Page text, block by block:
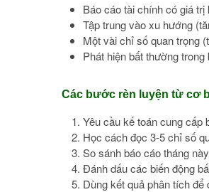
Báo cáo tài chính có giá
Tập trung vào xu hướng
Một vài chỉ số quan trọng
Phát hiện bất thường
Các bước rèn luyện từ cơ
Yêu cầu kế toán cung cấp
Học cách đọc 3-5 chỉ số
So sánh báo cáo tháng
Đánh dấu các biến động
Dùng kết quả phân tích